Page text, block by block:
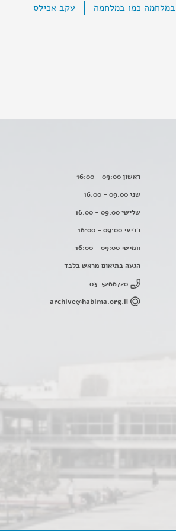
במלחמה כמו במלחמה עקב אכילס
ראשון 09:00 - 16:00
שני 09:00 - 16:00
שלישי 09:00 - 16:00
רביעי 09:00 - 16:00
חמישי 09:00 - 16:00
הגעה בתיאום מראש בלבד
03-5266720
archive@habima.org.il